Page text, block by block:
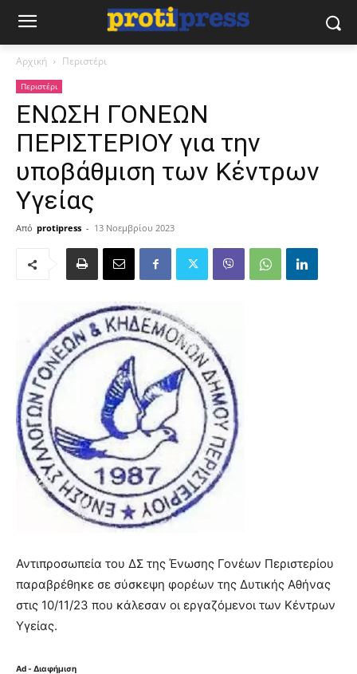
Αρχική Περιστέρι
Περιστέρι
ΕΝΩΣΗ ΓΟΝΕΩΝ
ΠΕΡΙΣΤΕΡΙΟΥ για την
υποβάθμιση των Κέντρων
Υγείας
Από protipress - 13 Νοεμβρίου 2023
Αντιπροσωπεία του ΔΣ της Ένωσης Γονέων Περιστερίου
παραβρέθηκε σε σύσκεψη φορέων της Δυτικής Αθήνας
στις 10/11/23 που κάλεσαν οι εργαζόμενοι των Κέντρων
Υγείας.
Ad - Διαφήμιση